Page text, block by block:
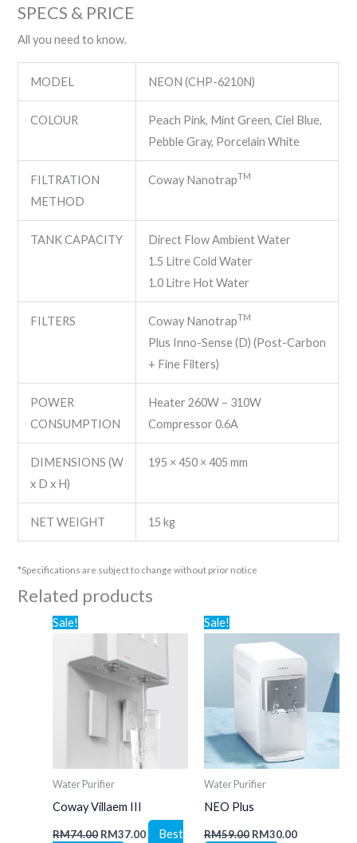
SPECS & PRICE
All you need to know.
MODEL NEON (CHP-6210N)
COLOUR
Peach Pink, Mint Green, Ciel Blue,
Pebble Gray, Porcelain White
FILTRATION
METHOD
Coway NanotrapTM
TANK CAPACITY
Direct Flow Ambient Water
1.5 Litre Cold Water
1.0 Litre Hot Water
FILTERS Coway NanotrapTM
Plus Inno-Sense (D) (Post-Carbon
+ Fine Filters)
POWER
CONSUMPTION
Heater 260W – 310W
Compressor 0.6A
DIMENSIONS (W
x D x H)
195 × 450 × 405 mm
NET WEIGHT 15 kg
*Specifications are subject to change without prior notice
Related products
Sale!
Water Purifier
Coway Villaem III
RM74.00
price
RM74.00.
RM37.00
price
is:
Best
Sale!
Water Purifier
NEO Plus
RM59.00
price
was:
RM59.00.
RM30.00
price
RM30.00.